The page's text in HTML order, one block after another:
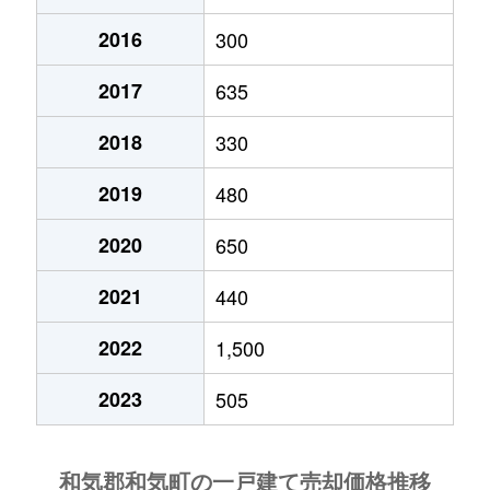
2016
300
2017
635
2018
330
2019
480
2020
650
2021
440
2022
1,500
2023
505